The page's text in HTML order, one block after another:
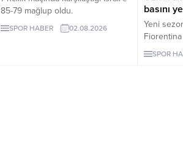
85-79 mağlup oldu.
SPOR HABER 02.08.2026
basını
Yeni
Fiorentina
Rela
yine
SPOR